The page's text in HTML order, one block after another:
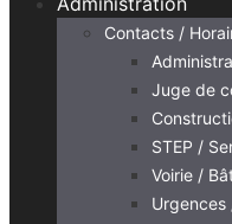
Contacts /
Juge de
STEP /
Voirie /
Urgences